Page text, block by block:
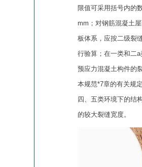
限值可采用括号内的
mm；对钢筋混凝土
板体系，应按二级裂
行验算；在一类和二
预应力混凝土构件的
本规范*7章的有关规
四、五类环境下的结
的较大裂缝宽度。